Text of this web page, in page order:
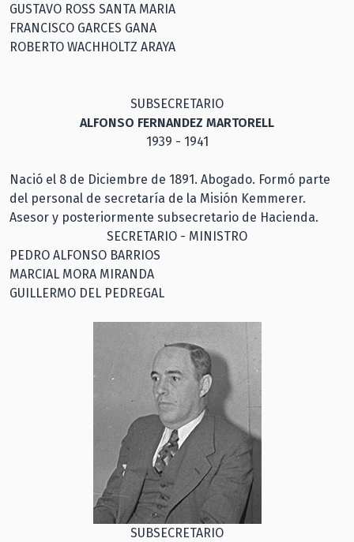
GUSTAVO ROSS SANTA MARIA
FRANCISCO GARCES GANA
ROBERTO WACHHOLTZ ARAYA
SUBSECRETARIO
ALFONSO FERNANDEZ MARTORELL
1939 - 1941
Nació el 8 de Diciembre de 1891. Abogado. Formó parte
del personal de secretaría de la Misión Kemmerer.
Asesor y posteriormente subsecretario de Hacienda.
SECRETARIO - MINISTRO
PEDRO ALFONSO BARRIOS
MARCIAL MORA MIRANDA
GUILLERMO DEL PEDREGAL
SUBSECRETARIO